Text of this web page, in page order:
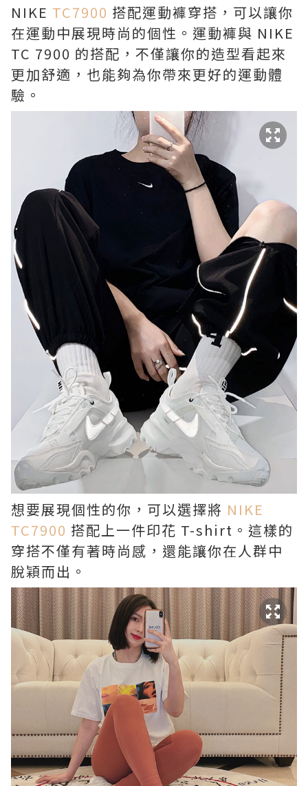
NIKE TC7900 搭配運動褲穿搭，可以讓你
在運動中展現時尚的個性。運動褲與 NIKE
TC 7900 的搭配，不僅讓你的造型看起來
更加舒適，也能夠為你帶來更好的運動體
驗。
想要展現個性的你，可以選擇將 NIKE
TC7900 搭配上一件印花 T-shirt。這樣的
穿搭不僅有著時尚感，還能讓你在人群中
脫穎而出。